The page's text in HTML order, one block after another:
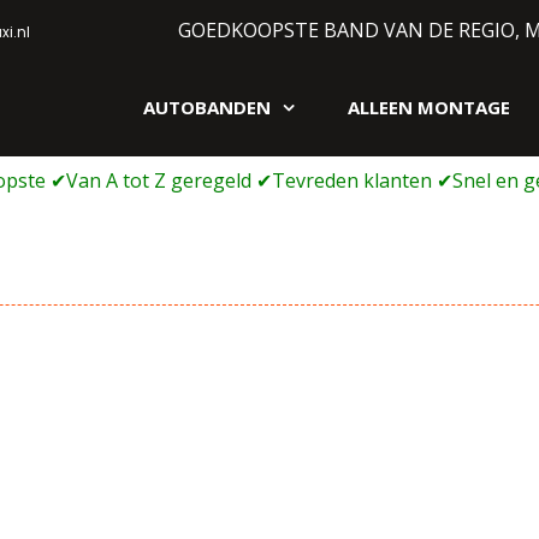
GOEDKOOPSTE BAND VAN DE REGIO,
AUTOBANDEN ALLEEN MONTAGE